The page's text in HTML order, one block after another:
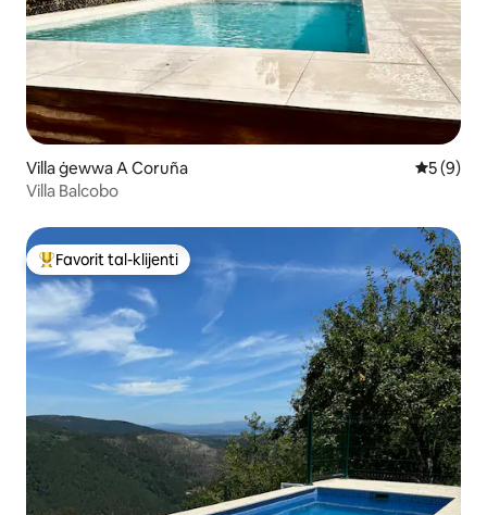
Villa ġewwa A Coruña Rating
5 (9)
Villa Balcobo
Wieħed mill-aqwa favoriti tal-klijenti
Favorit tal-klijenti